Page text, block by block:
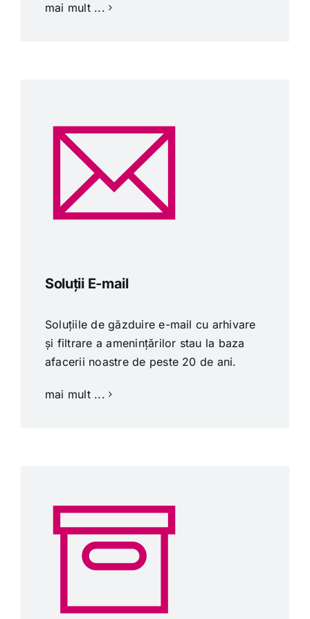
mai mult ...
Soluții E-mail
Soluțiile de găzduire e-mail cu arhivare
și filtrare a amenințărilor stau la baza
afacerii noastre de peste 20 de ani.
mai mult ...